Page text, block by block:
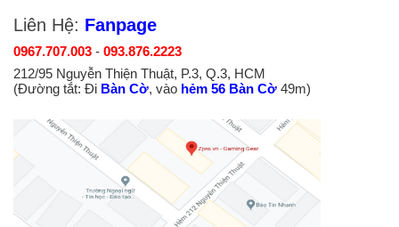
Liên Hệ: Fanpage
0967.707.003 - 093.876.2223
212/95 Nguyễn Thiện Thuật, P.3, Q.3, HCM
(Đường tắt: Đi Bàn Cờ, vào hẻm 56 Bàn Cờ 49m)